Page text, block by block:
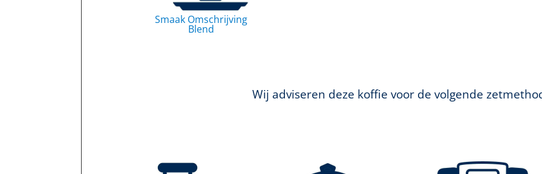
Smaak Omschrijving
Blend
Wij adviseren deze koffie voor de volgende